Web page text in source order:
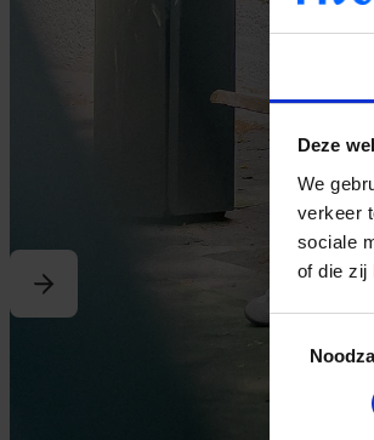
Deze
We
verkeer
sociale
of die zij
Consent
Selection